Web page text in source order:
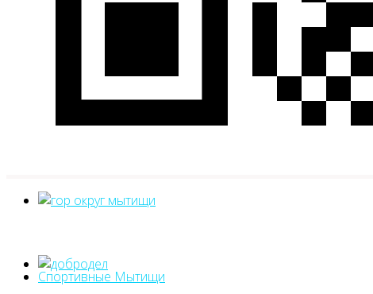
Спортивные Мытищи